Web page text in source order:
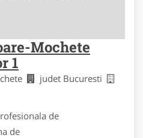
Mochete
1
judet Bucuresti
de
de